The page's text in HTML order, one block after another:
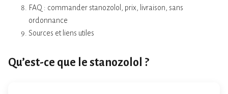
FAQ : commander stanozolol, prix, livraison, sans
ordonnance
Sources et liens utiles
Qu’est-ce que le stanozolol ?